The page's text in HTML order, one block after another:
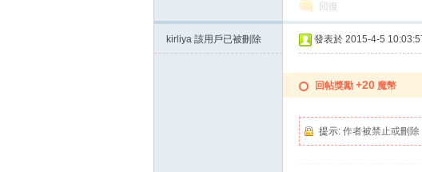
回復
kirliya 該用戶已被刪除 發表於 2015-4-5
回帖獎勵 +20 魔幣
提示: 作者被禁止或刪